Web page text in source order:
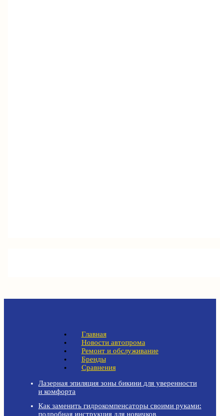
Главная
Новости автопрома
Ремонт и обслуживание
Бренды
Сравнения
Лазерная эпиляция зоны бикини для уверенности
и комфорта
Как заменить гидрокомпенсаторы своими руками:
подробная инструкция для новичков